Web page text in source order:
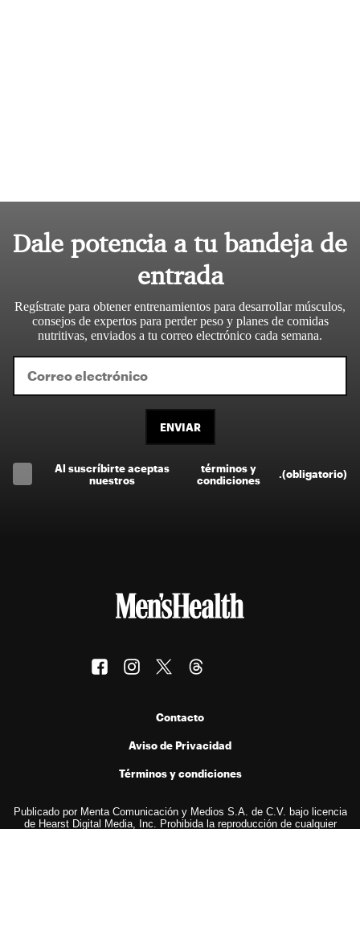
Dale potencia a tu bandeja de
entrada
Regístrate para obtener entrenamientos para desarrollar músculos,
consejos de expertos para perder peso y planes de comidas
nutritivas, enviados a tu correo electrónico cada semana.
ENVIAR
Al suscríbirte aceptas
nuestros
términos y
condiciones
.(obligatorio)
Contacto
Aviso de Privacidad
Términos y condiciones
Publicado por Menta Comunicación y Medios S.A. de C.V. bajo licencia
de Hearst Digital Media, Inc. Prohibida la reproducción de cualquier